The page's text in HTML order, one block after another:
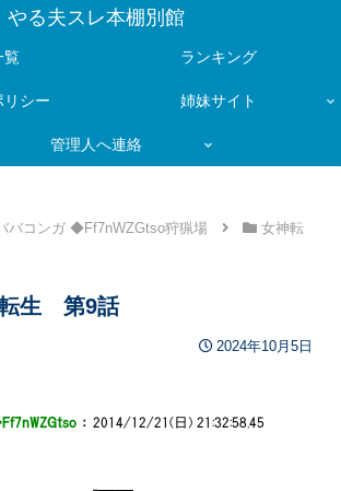
やる夫スレ本棚別館
覧 ランキング
リシー 姉妹サイト
管理人へ連絡
バコンガ ◆Ff7nWZGtso狩猟場
女神転
生 第9話
2024年10月5日
：2014/12/21(日) 21:32:58.45